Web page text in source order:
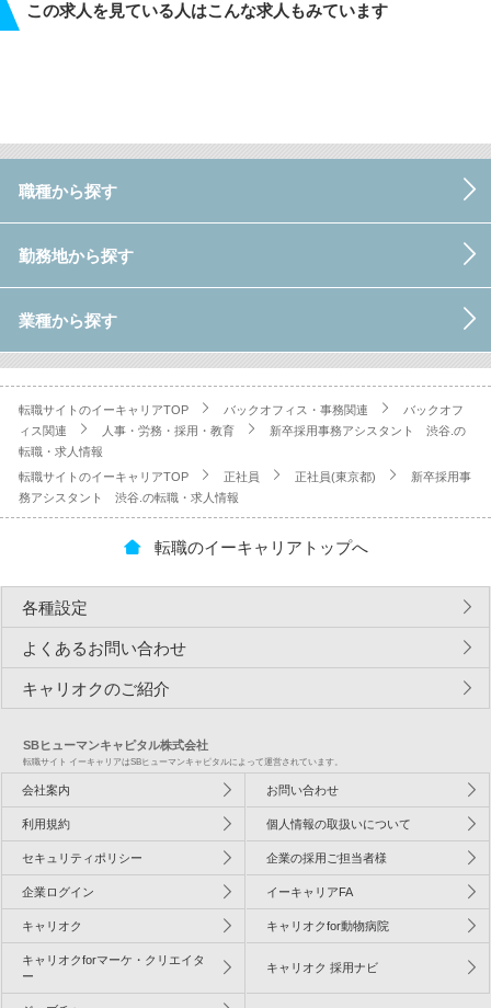
この求人を見ている人はこんな求人もみています
職種から探す
勤務地から探す
業種から探す
転職サイトのイーキャリアTOP バックオフィス・事務関連
バックオフ
ィス関連
人事・労務・採用・教育
新卒採用事務アシスタント 渋谷.の
転職・求人情報
転職サイトのイーキャリアTOP
正社員 正社員(東京都)
新卒採用事
務アシスタント 渋谷.の転職・求人情報
転職のイーキャリアトップへ
各種設定
よくあるお問い合わせ
キャリオクのご紹介
SBヒューマンキャピタル株式会社
転職サイト イーキャリアはSBヒューマンキャピタルによって運営されています。
会社案内 お問い合わせ
利用規約 個人情報の取扱いについて
セキュリティポリシー 企業の採用ご担当者様
企業ログイン イーキャリアFA
キャリオク キャリオクfor動物病院
キャリオクforマーケ・クリエイタ
ー
キャリオク 採用ナビ